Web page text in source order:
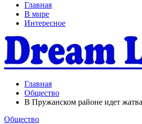
Главная
В мире
Интересное
Главная
Общество
В Пружанском районе идет
Общество